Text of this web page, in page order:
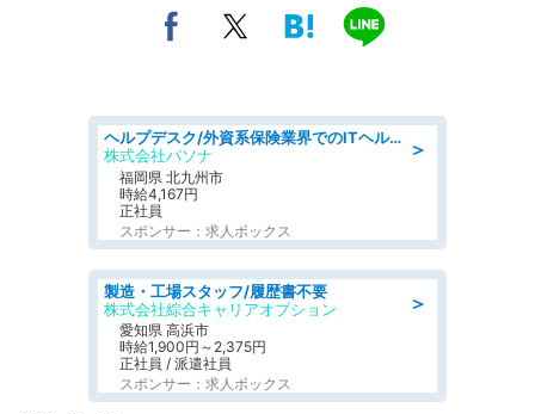
＞
ヘルプデスク/外資系保険業界でのITヘルプデスク業務/駅近/即日勤務可/ヘルプデスク
株式会社パソナ
福岡県 北九州市
時給4,167円
正社員
スポンサー：求人ボックス
＞
製造・工場スタッフ/履歴書不要
株式会社綜合キャリアオプション
愛知県 高浜市
時給1,900円～2,375円
正社員 / 派遣社員
スポンサー：求人ボックス